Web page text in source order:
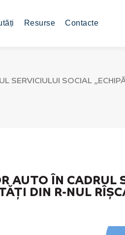
Resurse Contacte
SERVICIULUI SOCIAL
AUTO ÎN CADRUL
DIN R-NUL